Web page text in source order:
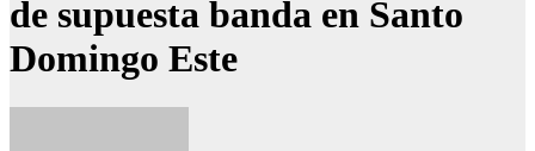
de supuesta banda en Santo
Domingo Este